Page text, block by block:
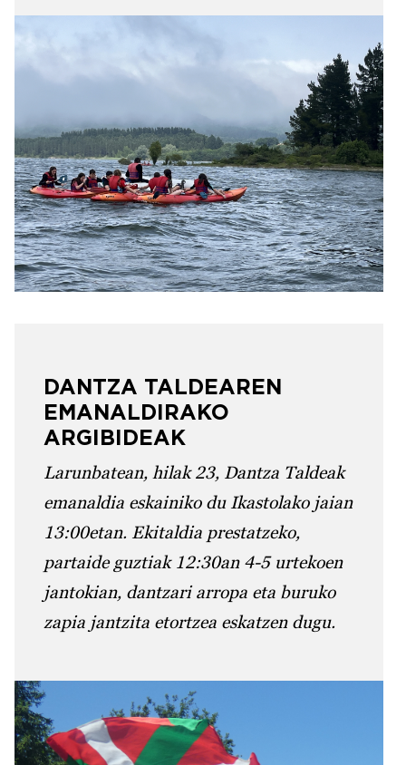
DANTZA TALDEAREN
EMANALDIRAKO
ARGIBIDEAK
Larunbatean, hilak 23, Dantza Taldeak
emanaldia eskainiko du Ikastolako jaian
13:00etan. Ekitaldia prestatzeko,
partaide guztiak 12:30an 4-5 urtekoen
jantokian, dantzari arropa eta buruko
zapia jantzita etortzea eskatzen dugu.